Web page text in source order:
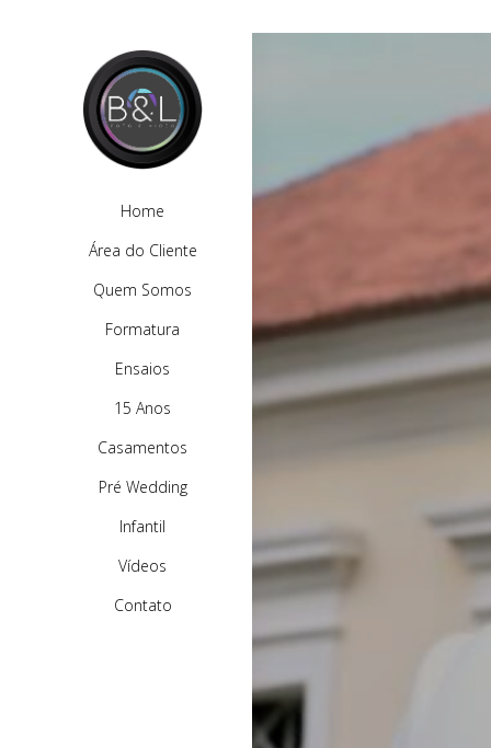
Home
Área do Cliente
Quem Somos
Formatura
Ensaios
15 Anos
Casamentos
Pré Wedding
Infantil
Vídeos
Contato